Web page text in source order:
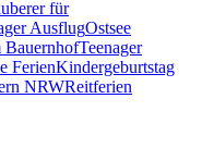
für
AusflugOstsee
BauernhofTeenager
FerienKindergeburtstag
NRWReitferien